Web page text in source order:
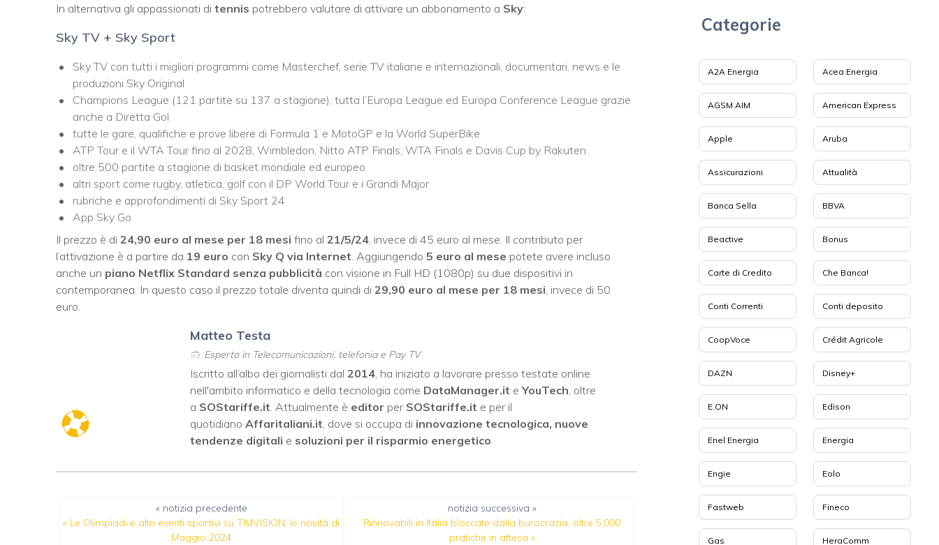
In alternativa gli appassionati di tennis potrebbero valutare di attivare un abbonamento a Sky:
Sky TV + Sky Sport
Sky TV con tutti i migliori programmi come Masterchef, serie TV italiane e internazionali, documentari, news e le
produzioni Sky Original
Champions League (121 partite su 137 a stagione), tutta l’Europa League ed Europa Conference League grazie
anche a Diretta Gol
tutte le gare, qualifiche e prove libere di Formula 1 e MotoGP e la World SuperBike
ATP Tour e il WTA Tour fino al 2028, Wimbledon, Nitto ATP Finals, WTA Finals e Davis Cup by Rakuten
oltre 500 partite a stagione di basket mondiale ed europeo
altri sport come rugby, atletica, golf con il DP World Tour e i Grandi Major
rubriche e approfondimenti di Sky Sport 24
App Sky Go
Il prezzo è di 24,90 euro al mese per 18 mesi fino al 21/5/24 , invece di 45 euro al mese. Il contributo per
l’attivazione è a partire da 19 euro con Sky Q via Internet . Aggiungendo 5 euro al mese potete avere incluso
anche un piano Netflix Standard senza pubblicità con visione in Full HD (1080p) su due dispositivi in
contemporanea. In questo caso il prezzo totale diventa quindi di 29,90 euro al mese per 18 mesi , invece di 50
euro.
Matteo Testa
Esperto in Telecomunicazioni, telefonia e Pay TV
Iscritto all’albo dei giornalisti dal 2014 , ha iniziato a lavorare presso testate online
nell'ambito informatico e della tecnologia come DataManager.it eYouTech , oltre
a SOStariffe.it . Attualmente è editor per SOStariffe.it e per il
quotidiano Affaritaliani.it , dove si occupa di innovazione tecnologica, nuove
tendenze digitali e soluzioni per il risparmio energetico
« notizia precedente
« Le Olimpiadi e altri eventi sportivi su TIMVISION: le novità di
Maggio 2024
notizia successiva »
Rinnovabili in Italia bloccate dalla burocrazia: oltre 5.000
pratiche in attesa »
Categorie
A2A Energia Acea Energia
AGSM AIM American Express
Apple Aruba
Assicurazioni Attualità
Banca Sella BBVA
Beactive Bonus
Carte di Credito Che Banca!
Conti Correnti Conti deposito
CoopVoce Crédit Agricole
DAZN Disney+
E.ON Edison
Enel Energia Energia
Engie Eolo
Fastweb Fineco
Gas HeraComm